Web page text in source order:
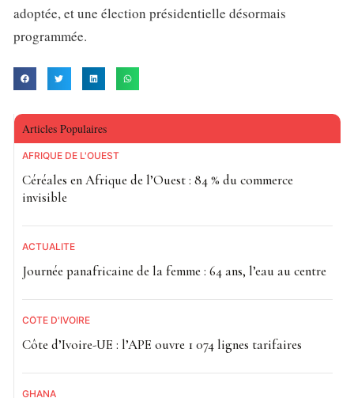
adoptée, et une élection présidentielle désormais
programmée.
Articles Populaires
AFRIQUE DE L'OUEST
Céréales en Afrique de l’Ouest : 84 % du commerce
invisible
ACTUALITE
Journée panafricaine de la femme : 64 ans, l’eau au centre
CÔTE D'IVOIRE
Côte d’Ivoire-UE : l’APE ouvre 1 074 lignes tarifaires
GHANA